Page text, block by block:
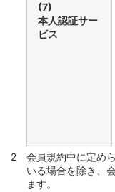
(7)
本人認証サー
ビス
会員規約中に定め
いる場合を除き、
ます。